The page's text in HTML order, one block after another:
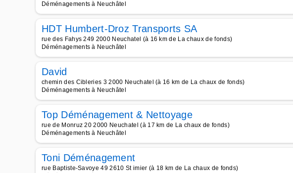
Déménagements à Neuchâtel
HDT Humbert-Droz Transports SA
rue des Fahys 249 2000 Neuchatel (à 16 km de La chaux de fonds)
Déménagements à Neuchâtel
David
chemin des Cibleries 3 2000 Neuchatel (à 16 km de La chaux de fonds)
Déménagements à Neuchâtel
Top Déménagement & Nettoyage
rue de Monruz 20 2000 Neuchatel (à 17 km de La chaux de fonds)
Déménagements à Neuchâtel
Toni Déménagement
rue Baptiste-Savoye 49 2610 St imier (à 18 km de La chaux de fonds)